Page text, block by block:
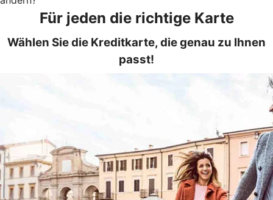
Für jeden die richtige Karte
Wählen Sie die Kreditkarte, die genau zu Ihnen
passt!